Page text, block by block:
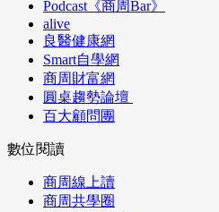
Podcast《商周Bar》
alive
良醫健康網
Smart自學網
商周財富網
圓桌趨勢論壇
百大顧問團
數位閱讀
商周線上讀
商周共學圈